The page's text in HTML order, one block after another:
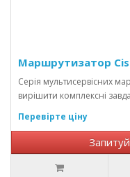
Маршрутизатор
Серія мультисервісних
вирішити комплексні
Перевірте ціну